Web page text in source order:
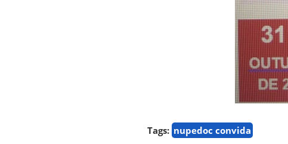
Tags: nupedoc convida